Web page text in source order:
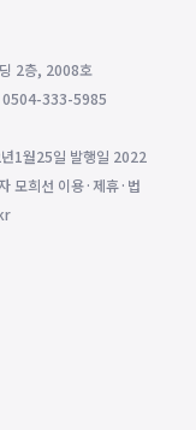
2층, 2008호
0504-333-5985
1월25일 발행일 2022
모희선 이용·제휴·법